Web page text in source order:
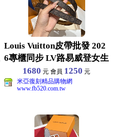
Louis Vuitton皮帶批發 202
6專櫃同步 LV路易威登女生
1680 元 會員 1250 元
米亞復刻精品購物網
www.fb520.com.tw